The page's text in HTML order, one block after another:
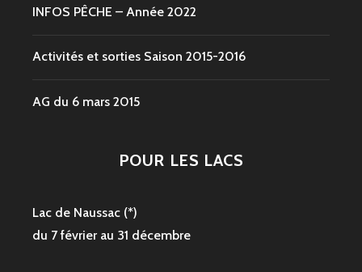
INFOS PÊCHE – Année 2022
Activités et sorties Saison 2015-2016
AG du 6 mars 2015
POUR LES LACS
Lac de Naussac (*)
du 7 février au 31 décembre